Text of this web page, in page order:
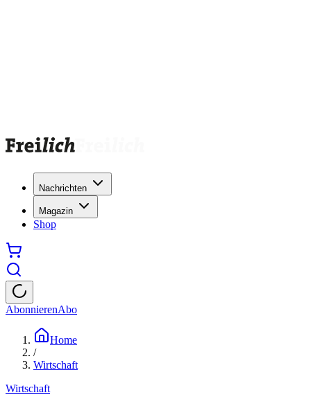
Nachrichten
Magazin
Shop
AbonnierenAbo
Home
/
Wirtschaft
Wirtschaft